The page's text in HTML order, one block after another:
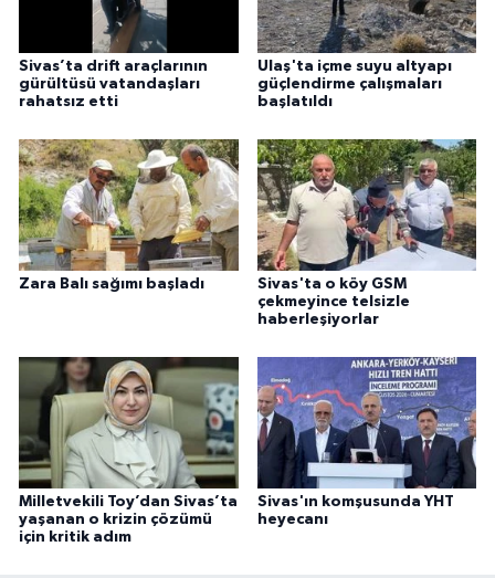
Sivas’ta drift araçlarının
gürültüsü vatandaşları
rahatsız etti
Ulaş'ta içme suyu altyapı
güçlendirme çalışmaları
başlatıldı
Zara Balı sağımı başladı
Sivas'ta o köy GSM
çekmeyince telsizle
haberleşiyorlar
Milletvekili Toy’dan Sivas’ta
yaşanan o krizin çözümü
için kritik adım
Sivas'ın komşusunda YHT
heyecanı